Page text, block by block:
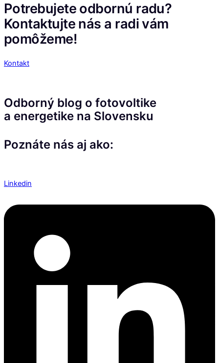
Potrebujete odbornú radu?
Kontaktujte nás a radi vám
pomôžeme!
Kontakt
Odborný blog o fotovoltike
a energetike na Slovensku
Poznáte nás aj ako:
Linkedin